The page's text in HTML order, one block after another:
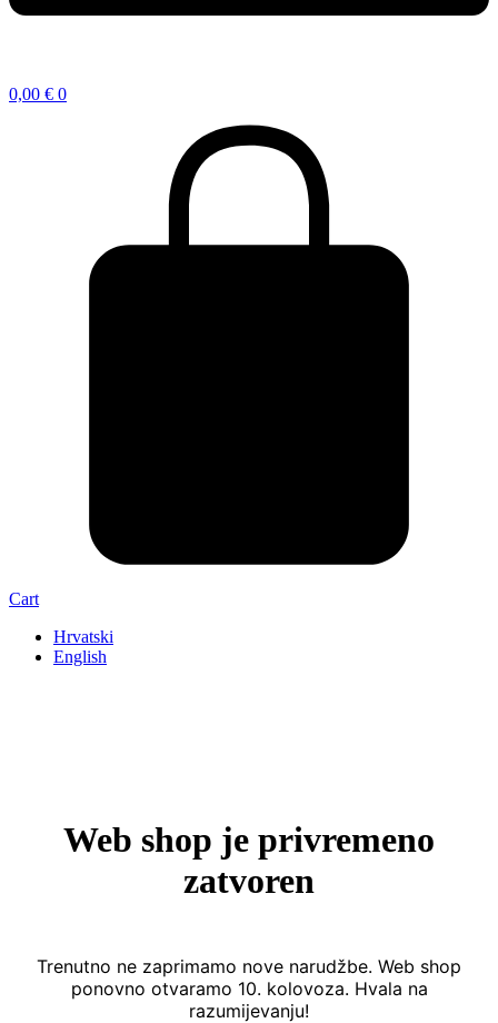
0,00 € 0
Cart
Hrvatski
English
Web shop je privremeno
zatvoren
Trenutno ne zaprimamo nove narudžbe. Web shop
ponovno otvaramo 10. kolovoza. Hvala na
razumijevanju!